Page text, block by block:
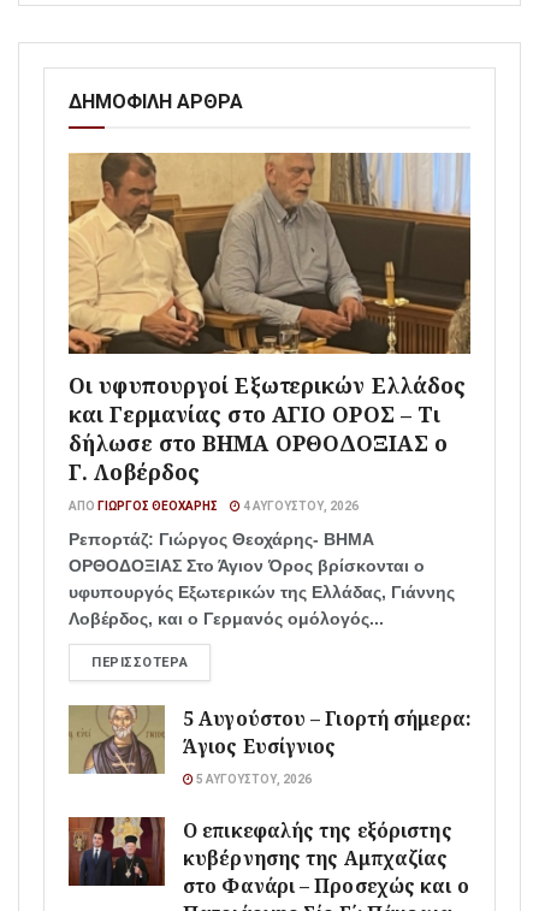
ΔΗΜΟΦΙΛΗ ΑΡΘΡΑ
Οι υφυπουργοί Εξωτερικών Ελλάδος
και Γερμανίας στο ΑΓΙΟ ΟΡΟΣ – Τι
δήλωσε στο ΒΗΜΑ ΟΡΘΟΔΟΞΙΑΣ ο
Γ. Λοβέρδος
ΑΠΌ ΓΙΏΡΓΟΣ ΘΕΟΧΆΡΗΣ 4 ΑΥΓΟΎΣΤΟΥ, 2026
Ρεπορτάζ: Γιώργος Θεοχάρης- ΒΗΜΑ
ΟΡΘΟΔΟΞΙΑΣ Στο Άγιον Όρος βρίσκονται ο
υφυπουργός Εξωτερικών της Ελλάδας, Γιάννης
Λοβέρδος, και ο Γερμανός ομόλογός...
ΠΕΡΙΣΣΌΤΕΡΑ
5 Αυγούστου – Γιορτή σήμερα:
Άγιος Ευσίγνιος
5 ΑΥΓΟΎΣΤΟΥ, 2026
Ο επικεφαλής της εξόριστης
κυβέρνησης της Αμπχαζίας
στο Φανάρι – Προσεχώς και ο